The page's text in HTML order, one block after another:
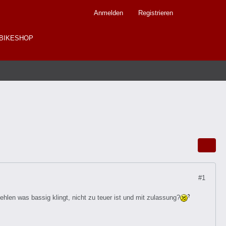
Anmelden Registrieren
#1
was bassig klingt, nicht zu teuer ist und mit zulassung?